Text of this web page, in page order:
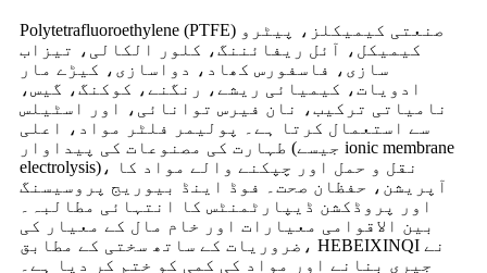
Polytetrafluoroethylene (PTFE) صنعتی کیمیکلز، پیٹرو
کیمیکل، آئل ریفائننگ، کلور الکالی، تیزاب
سازی، فاسفورس کھاد، دواسازی، کیڑے مار
ادویات، کیمیائی ریشے، رنگنے، کوکنگ، گیس،
نامیاتی ترکیب، نان فیرس توانائی، اور اسٹیلس
سے استعمال کرتا ہے۔ پولیمر فلٹر مواد، اعلی
طہارت کی مصنوعات کی پیداوار (جیسے ionic membrane
electrolysis)، نقل و حمل اور چپکنے والے مواد کا
آپریشن، حفظان صحت۔ فوڈ اینڈ بیوریج پروسیسنگ
اور پروڈکشن ڈیپارٹمنٹس کا انتہائی مطالبہ۔
بین الاقوامی معیارات اور خام مال کے معیار کی
ضروریات کے ساتھ سختی کے مطابق، HEBEIXINQI نے
جیری بنانے اور مواد کی کمی کو ختم کر دیا ہے۔